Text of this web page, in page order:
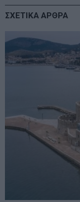
ΣΧΕΤΙΚΑ ΑΡΘΡΑ